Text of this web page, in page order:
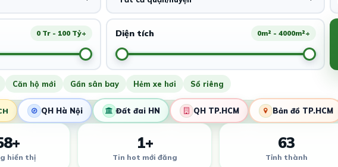
0 Tr - 100 Tỷ+ Diện tích 0m² - 4000m²+
Căn hộ mới Gần sân bay Hẻm xe hơi Sổ riêng
QH Hà Nội Đất đai HN QH TP.HCM Bản đồ TP.HCM
hiển thị
1+
Tin hot mới đăng
63
Tỉnh thành